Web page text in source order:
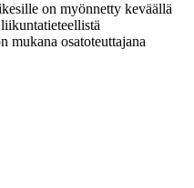
on myönnetty keväällä
mukana osatoteuttajana